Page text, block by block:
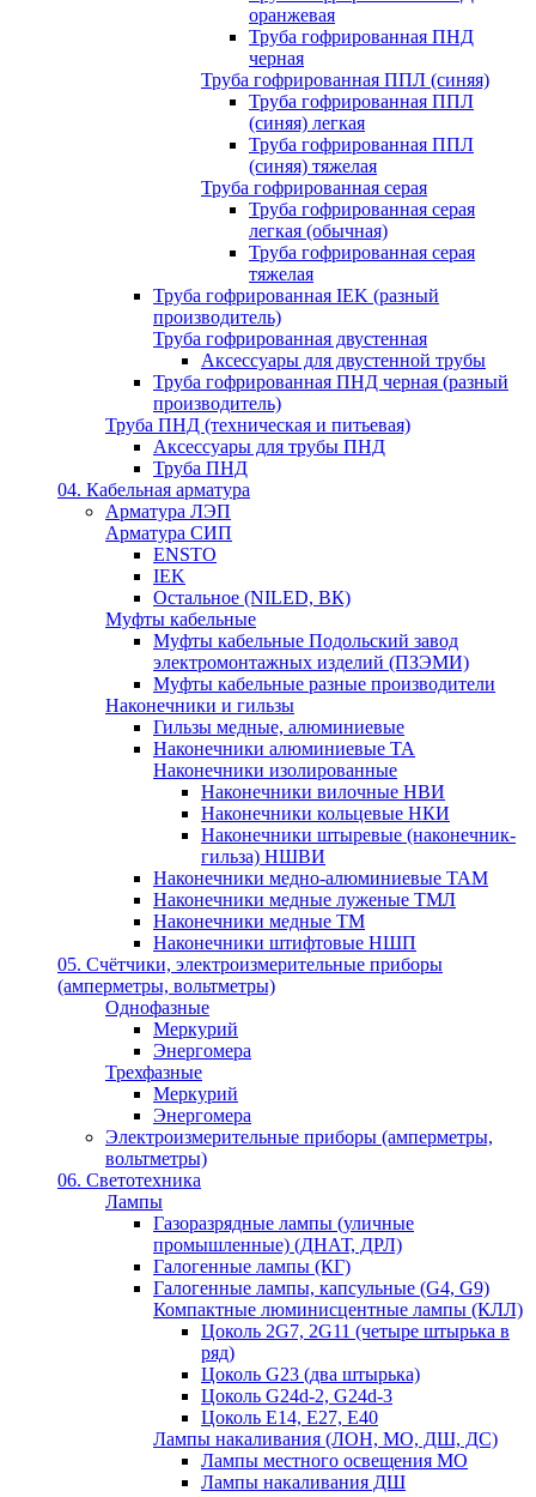
оранжевая
Труба гофрированная ПНД
черная
Труба гофрированная ППЛ (синяя)
Труба гофрированная ППЛ
(синяя) легкая
Труба гофрированная ППЛ
(синяя) тяжелая
Труба гофрированная серая
Труба гофрированная серая
легкая (обычная)
Труба гофрированная серая
тяжелая
Труба гофрированная IEK (разный
производитель)
Труба гофрированная двустенная
Аксессуары для двустенной трубы
Труба гофрированная ПНД черная (разный
производитель)
Труба ПНД (техническая и питьевая)
Аксессуары для трубы ПНД
Труба ПНД
04. Кабельная арматура
Арматура ЛЭП
Арматура СИП
ENSTO
IEK
Остальное (NILED, ВК)
Муфты кабельные
Муфты кабельные Подольский завод
электромонтажных изделий (ПЗЭМИ)
Муфты кабельные разные производители
Наконечники и гильзы
Гильзы медные, алюминиевые
Наконечники алюминиевые ТА
Наконечники изолированные
Наконечники вилочные НВИ
Наконечники кольцевые НКИ
Наконечники штыревые (наконечник-
гильза) НШВИ
Наконечники медно-алюминиевые ТАМ
Наконечники медные луженые ТМЛ
Наконечники медные ТМ
Наконечники штифтовые НШП
05. Счётчики, электроизмерительные приборы
(амперметры, вольтметры)
Однофазные
Меркурий
Энергомера
Трехфазные
Меркурий
Энергомера
Электроизмерительные приборы (амперметры,
вольтметры)
06. Светотехника
Лампы
Газоразрядные лампы (уличные
промышленные) (ДНАТ, ДРЛ)
Галогенные лампы (КГ)
Галогенные лампы, капсульные (G4, G9)
Компактные люминисцентные лампы (КЛЛ)
Цоколь 2G7, 2G11 (четыре штырька в
ряд)
Цоколь G23 (два штырька)
Цоколь G24d-2, G24d-3
Цоколь Е14, Е27, Е40
Лампы накаливания (ЛОН, МО, ДШ, ДС)
Лампы местного освещения МО
Лампы накаливания ДШ